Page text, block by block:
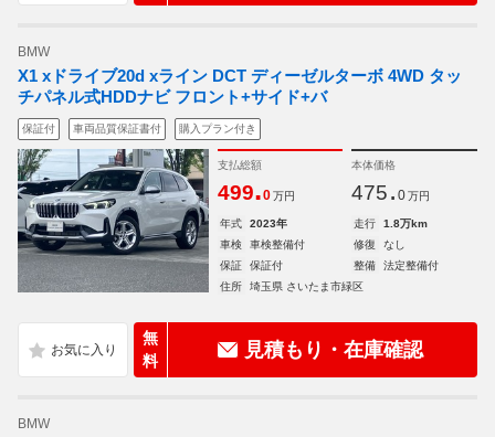
BMW
X1 xドライブ20d xライン DCT ディーゼルターボ 4WD タッ
チパネル式HDDナビ フロント+サイド+バ
保証付 車両品質保証書付 購入プラン付き
支払総額
499.0 万円
本体価格
475. 0 万円
年式 2023年 走行
1.8万km
車検
車検整備付 修復
なし
保証
保証付 整備
法定整備付
住所
埼玉県 さいたま市緑区
無
料
見積もり・在庫確認
BMW